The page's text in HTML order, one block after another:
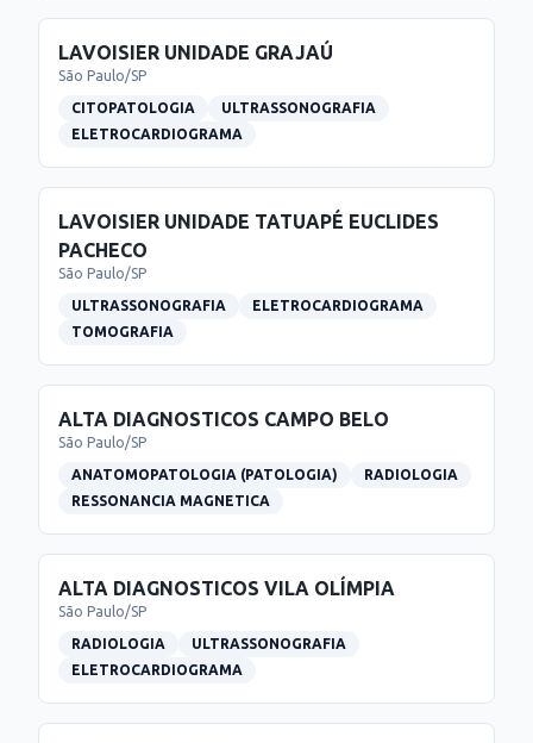
LAVOISIER UNIDADE GRAJAÚ
São Paulo/SP
CITOPATOLOGIA
ULTRASSONOGRAFIA
ELETROCARDIOGRAMA
LAVOISIER UNIDADE TATUAPÉ EUCLIDES
PACHECO
São Paulo/SP
ULTRASSONOGRAFIA
ELETROCARDIOGRAMA
TOMOGRAFIA
ALTA DIAGNOSTICOS CAMPO BELO
São Paulo/SP
ANATOMOPATOLOGIA (PATOLOGIA)
RADIOLOGIA
RESSONANCIA MAGNETICA
ALTA DIAGNOSTICOS VILA OLÍMPIA
São Paulo/SP
RADIOLOGIA
ULTRASSONOGRAFIA
ELETROCARDIOGRAMA